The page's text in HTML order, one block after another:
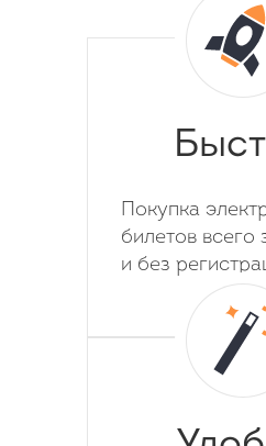
Покупка
билетов всего
и без